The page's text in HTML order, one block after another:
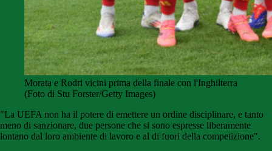
Morata e Rodri vicini prima della finale con l'Inghilterra
(Foto di Stu Forster/Getty Images)
"La UEFA non ha il potere di emettere un ordine disciplinare, e tanto
meno di sanzionare, due persone che si sono espresse liberamente
lontano dal loro ambiente di lavoro e al di fuori della competizione".